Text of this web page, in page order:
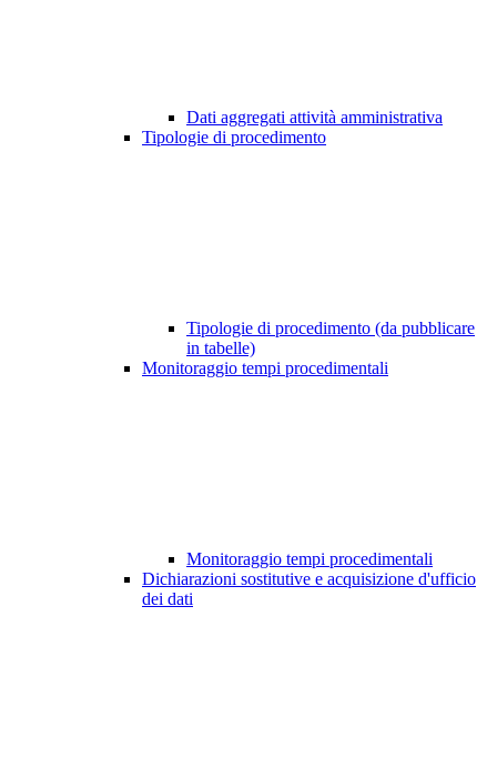
Dati aggregati attività amministrativa
Tipologie di procedimento
Tipologie di procedimento (da pubblicare
in tabelle)
Monitoraggio tempi procedimentali
Monitoraggio tempi procedimentali
Dichiarazioni sostitutive e acquisizione d'ufficio
dei dati